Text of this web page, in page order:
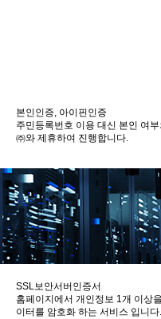
본인인증, 아이핀인증
주민등록번호 이용 대신 본인 여
㈜와 제휴하여 진행합니다.
SSL보안서버인증서
홈페이지에서 개인정보 1개 이상
이터를 암호화 하는 서비스 입니다.